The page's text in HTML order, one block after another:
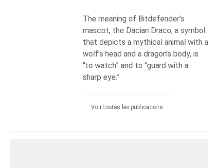
The meaning of Bitdefender’s
mascot, the Dacian Draco, a symbol
that depicts a mythical animal with a
wolf’s head and a dragon’s body, is
“to watch” and to “guard with a
sharp eye.”
Voir toutes les publications